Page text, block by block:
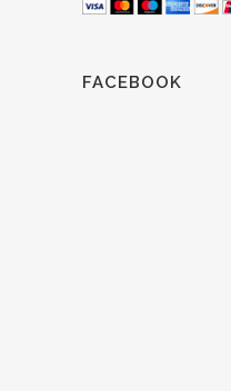
FACEBOOK